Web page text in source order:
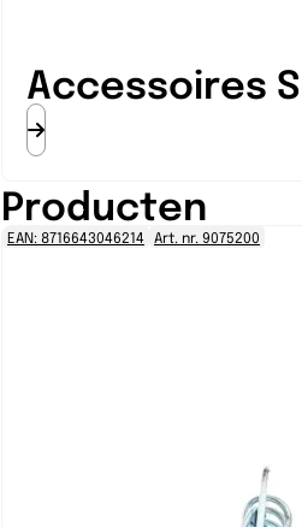
Accessoires
Producten
EAN: 8716643046214 Art. nr. 9075200